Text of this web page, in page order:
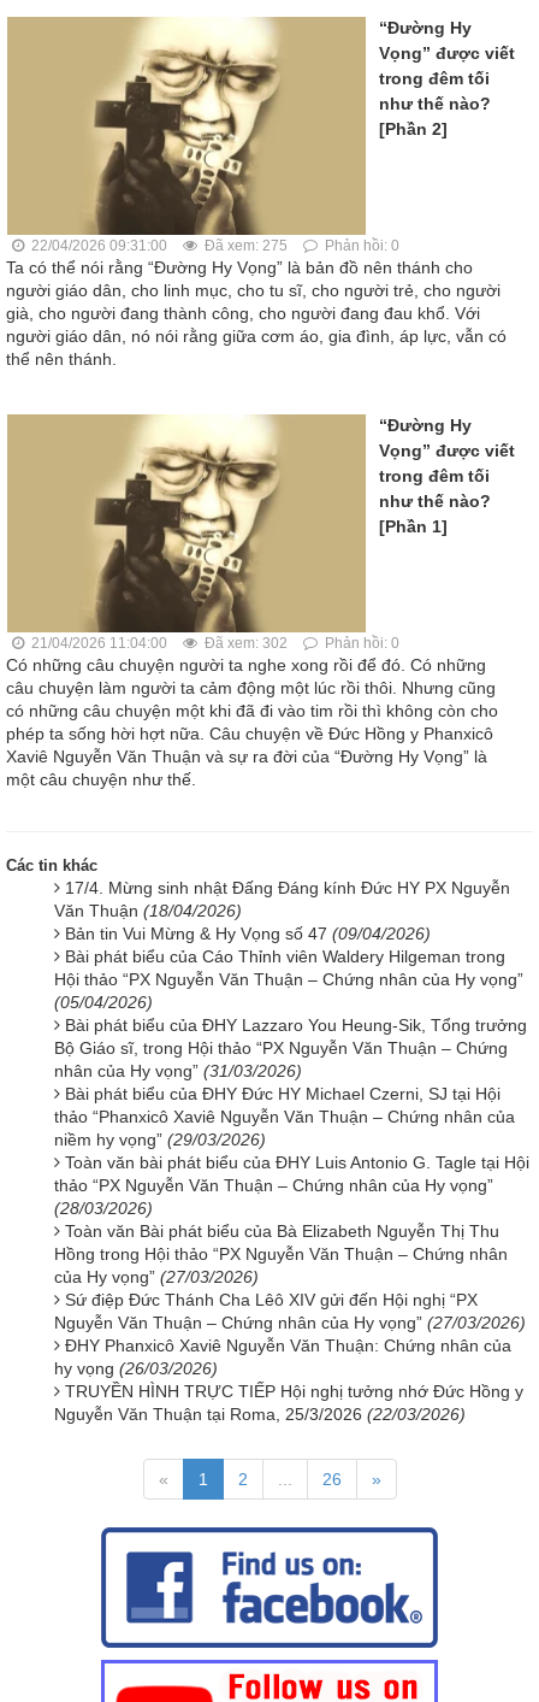
“Đường Hy
Vọng” được viết
trong đêm tối
như thế nào?
[Phần 2]
22/04/2026 09:31:00 Đã xem: 275 Phản hồi: 0
Ta có thể nói rằng “Đường Hy Vọng” là bản đồ nên thánh cho
người giáo dân, cho linh mục, cho tu sĩ, cho người trẻ, cho người
già, cho người đang thành công, cho người đang đau khổ. Với
người giáo dân, nó nói rằng giữa cơm áo, gia đình, áp lực, vẫn có
thể nên thánh.
“Đường Hy
Vọng” được viết
trong đêm tối
như thế nào?
[Phần 1]
21/04/2026 11:04:00 Đã xem: 302 Phản hồi: 0
Có những câu chuyện người ta nghe xong rồi để đó. Có những
câu chuyện làm người ta cảm động một lúc rồi thôi. Nhưng cũng
có những câu chuyện một khi đã đi vào tim rồi thì không còn cho
phép ta sống hời hợt nữa. Câu chuyện về Đức Hồng y Phanxicô
Xaviê Nguyễn Văn Thuận và sự ra đời của “Đường Hy Vọng” là
một câu chuyện như thế.
Các tin khác
17/4. Mừng sinh nhật Đấng Đáng kính Đức HY PX Nguyễn
Văn Thuận (18/04/2026)
Bản tin Vui Mừng & Hy Vọng số 47 (09/04/2026)
Bài phát biểu của Cáo Thỉnh viên Waldery Hilgeman trong
Hội thảo “PX Nguyễn Văn Thuận – Chứng nhân của Hy vọng”
(05/04/2026)
Bài phát biểu của ĐHY Lazzaro You Heung-Sik, Tổng trưởng
Bộ Giáo sĩ, trong Hội thảo “PX Nguyễn Văn Thuận – Chứng
nhân của Hy vọng” (31/03/2026)
Bài phát biểu của ĐHY Đức HY Michael Czerni, SJ tại Hội
thảo “Phanxicô Xaviê Nguyễn Văn Thuận – Chứng nhân của
niềm hy vọng” (29/03/2026)
Toàn văn bài phát biểu của ĐHY Luis Antonio G. Tagle tại Hội
thảo “PX Nguyễn Văn Thuận – Chứng nhân của Hy vọng”
(28/03/2026)
Toàn văn Bài phát biểu của Bà Elizabeth Nguyễn Thị Thu
Hồng trong Hội thảo “PX Nguyễn Văn Thuận – Chứng nhân
của Hy vọng” (27/03/2026)
Sứ điệp Đức Thánh Cha Lêô XIV gửi đến Hội nghị “PX
Nguyễn Văn Thuận – Chứng nhân của Hy vọng” (27/03/2026)
ĐHY Phanxicô Xaviê Nguyễn Văn Thuận: Chứng nhân của
hy vọng (26/03/2026)
TRUYỀN HÌNH TRỰC TIẾP Hội nghị tưởng nhớ Đức Hồng y
Nguyễn Văn Thuận tại Roma, 25/3/2026 (22/03/2026)
« 1 2 26 »